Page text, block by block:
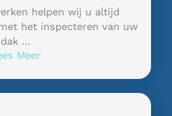
helpen wij u altijd
het inspecteren van uw
dak …
Meer